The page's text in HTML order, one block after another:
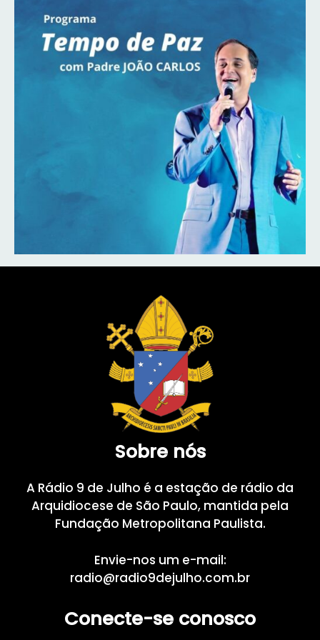
Sobre nós
A Rádio 9 de Julho é a estação de rádio da
Arquidiocese de São Paulo, mantida pela
Fundação Metropolitana Paulista.
Envie-nos um e-mail:
radio@radio9dejulho.com.br
Conecte-se conosco